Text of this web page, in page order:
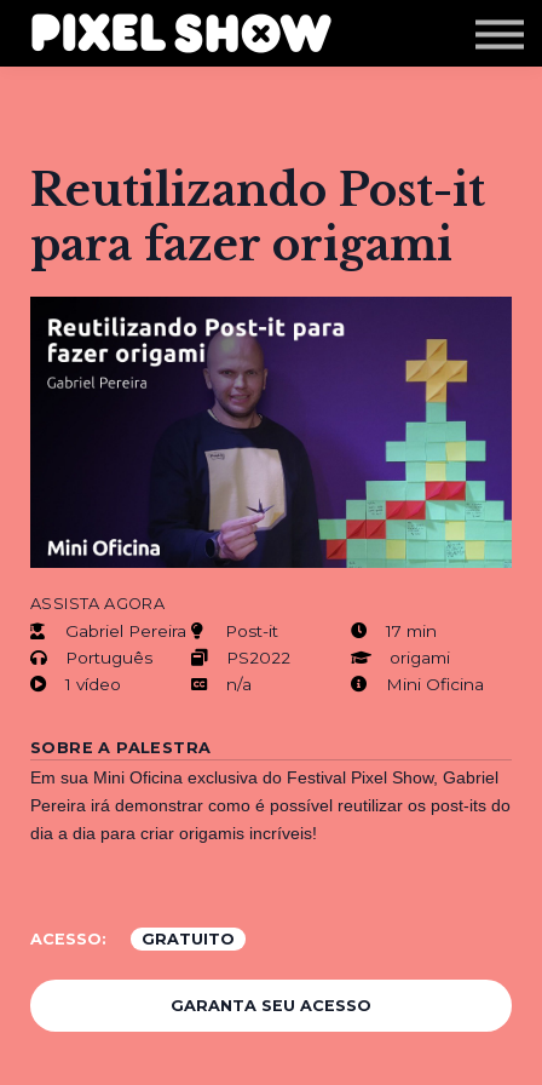
Shop
Revista Zupi
Reutilizando Post-it
para fazer origami
ASSISTA AGORA
Gabriel Pereira Post-it
17 min
Português
PS2022
origami
1 vídeo
n/a Mini Oficina
SOBRE A PALESTRA
Em sua Mini Oficina exclusiva do Festival Pixel Show, Gabriel
Pereira irá demonstrar como é possível reutilizar os post-its do
dia a dia para criar origamis incríveis!
ACESSO: GRATUITO
GARANTA SEU ACESSO